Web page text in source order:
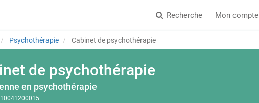
Recherche Mon compte
Psychothérapie Cabinet de psychothérapie
de psychothérapie
en psychothérapie